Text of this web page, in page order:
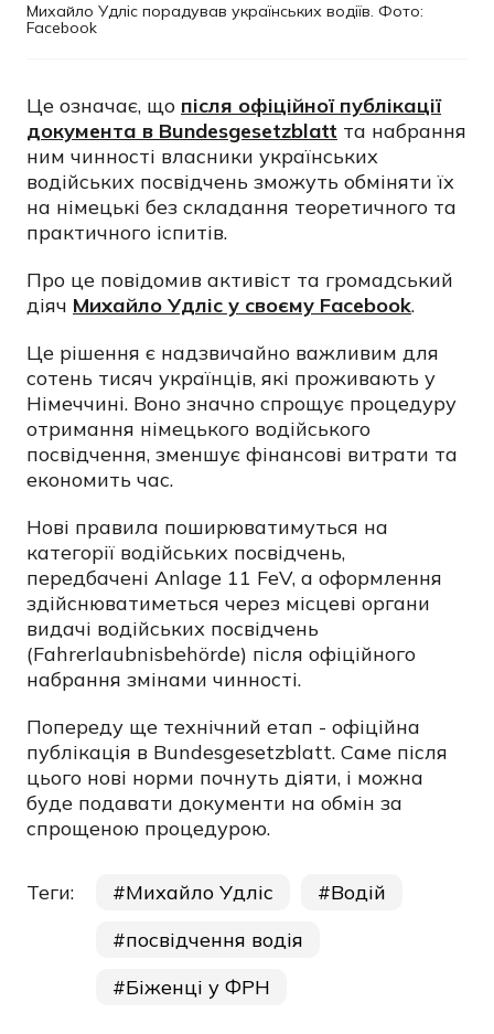
Михайло Удліс порадував українських водіїв. Фото:
Facebook
Це означає, що після офіційної публікації
документа в Bundesgesetzblatt та набрання
ним чинності власники українських
водійських посвідчень зможуть обміняти їх
на німецькі без складання теоретичного та
практичного іспитів.
Про це повідомив активіст та громадський
діяч Михайло Удліс у своєму Facebook.
Це рішення є надзвичайно важливим для
сотень тисяч українців, які проживають у
Німеччині. Воно значно спрощує процедуру
отримання німецького водійського
посвідчення, зменшує фінансові витрати та
економить час.
Нові правила поширюватимуться на
категорії водійських посвідчень,
передбачені Anlage 11 FeV, а оформлення
здійснюватиметься через місцеві органи
видачі водійських посвідчень
(Fahrerlaubnisbehörde) після офіційного
набрання змінами чинності.
Попереду ще технічний етап - офіційна
публікація в Bundesgesetzblatt. Саме після
цього нові норми почнуть діяти, і можна
буде подавати документи на обмін за
спрощеною процедурою.
Теги: Михайло Удліс
Водій
посвідчення водія
Біженці у ФРН